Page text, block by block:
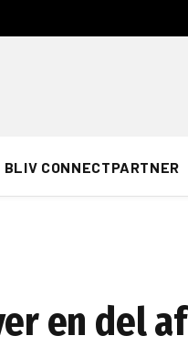
BLIV CONNECTPARTNER
en del af